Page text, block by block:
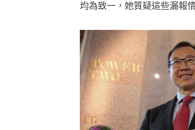
均為致一，她質疑這些漏報